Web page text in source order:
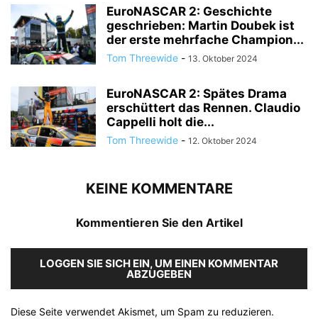
EuroNASCAR 2: Geschichte
geschrieben: Martin Doubek ist
der erste mehrfache Champion...
Tom Threewide - 13. Oktober 2024
EuroNASCAR 2: Spätes Drama
erschüttert das Rennen. Claudio
Cappelli holt die...
Tom Threewide - 12. Oktober 2024
KEINE KOMMENTARE
Kommentieren Sie den Artikel
LOGGEN SIE SICH EIN, UM EINEN KOMMENTAR
ABZUGEBEN
Diese Seite verwendet Akismet, um Spam zu reduzieren.